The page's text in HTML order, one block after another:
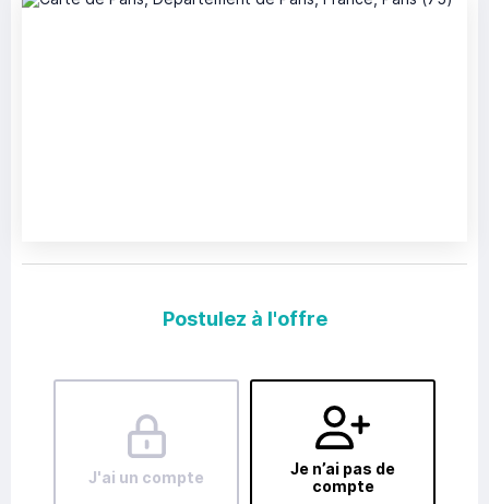
Postulez à l'offre
J'ai un compte
Je n’ai pas de
compte